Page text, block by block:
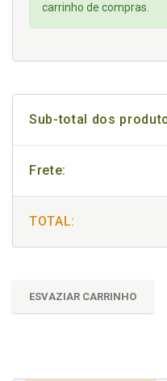
carrinho de compras.
Sub-total dos
Frete:
TOTAL:
ESVAZIAR CARRINHO